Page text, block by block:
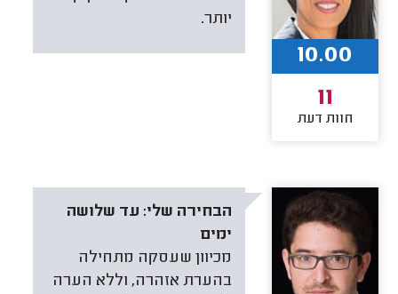
יותר.
10.00
11
חוות דעת
הבחירה שלי: עד שלושה
ימים
מכיוון שעסקה מתחילה
בהערת אזהרה, וללא הערה